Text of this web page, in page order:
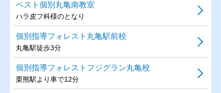
ベスト個別丸亀南教室
ハラ皮フ科様のとなり
個別指導フォレスト丸亀駅前校
丸亀駅徒歩3分
個別指導フォレストフジグラン丸亀校
栗熊駅より車で12分